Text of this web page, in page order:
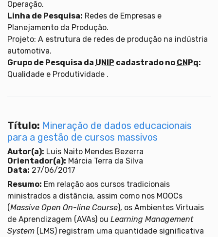
Operação.
Linha de Pesquisa: Redes de Empresas e
Planejamento da Produção.
Projeto: A estrutura de redes de produção na indústria
automotiva.
Grupo de Pesquisa da UNIP cadastrado no CNPq:
Qualidade e Produtividade .
Título: Mineração de dados educacionais
para a gestão de cursos massivos
Autor(a): Luis Naito Mendes Bezerra
Orientador(a): Márcia Terra da Silva
Data: 27/06/2017
Resumo: Em relação aos cursos tradicionais
ministrados a distância, assim como nos MOOCs
(Massive Open On-line Course), os Ambientes Virtuais
de Aprendizagem (AVAs) ou Learning Management
System (LMS) registram uma quantidade significativa